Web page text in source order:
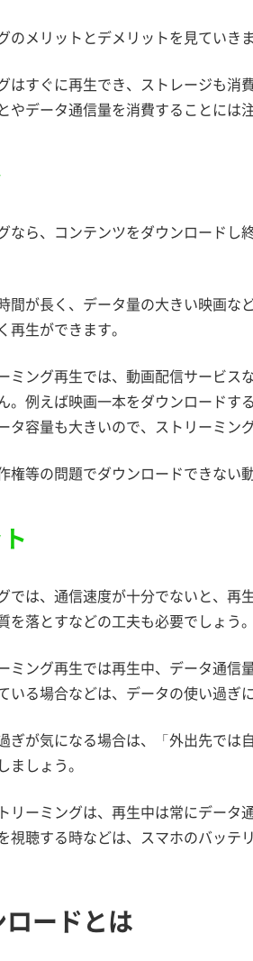
のメリットとデメリットを見ていきま
はすぐに再生でき、ストレージも
やデータ通信量を消費することには
なら、コンテンツをダウンロードし
間が長く、データ量の大きい映画な
再生ができます。
ミング再生では、動画配信サービ
。例えば映画一本をダウンロードす
タ容量も大きいので、ストリーミン
権等の問題でダウンロードできない
では、通信速度が十分でないと、
を落とすなどの工夫も必要でしょう。
ミング再生では再生中、データ通
いる場合などは、データの使い過ぎ
ぎが気になる場合は、「外出先では
ましょう。
リーミングは、再生中は常にデー
視聴する時などは、スマホのバッテ
ードとは